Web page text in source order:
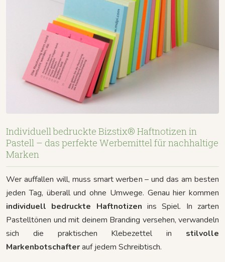
Individuell bedruckte Bizstix® Haftnotizen in
Pastell – das perfekte Werbemittel für nachhaltige
Marken
Wer auffallen will, muss smart werben – und das am besten
jeden Tag, überall und ohne Umwege. Genau hier kommen
individuell bedruckte Haftnotizen ins Spiel. In zarten
Pastelltönen und mit deinem Branding versehen, verwandeln
sich die praktischen Klebezettel in stilvolle
Markenbotschafterauf jedem Schreibtisch.